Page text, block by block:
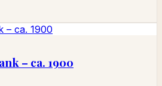
– ca. 1900